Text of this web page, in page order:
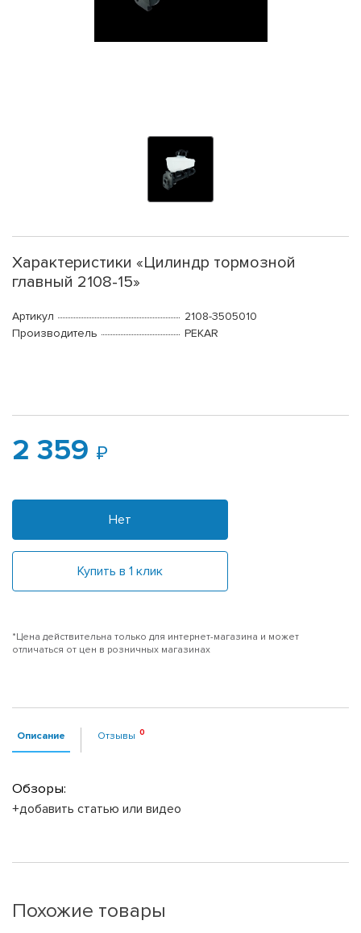
Характеристики «Цилиндр тормозной
главный 2108-15»
Артикул
2108-3505010
Производитель
PEKAR
2 359
Нет
Купить в 1 клик
*Цена действительна только для интернет-магазина и может
отличаться от цен в розничных магазинах
Описание Отзывы
Обзоры:
+добавить статью или видео
Похожие товары